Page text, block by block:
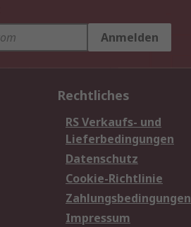
Anmelden
Rechtliches
RS Verkaufs- und
Lieferbedingungen
Datenschutz
Cookie-Richtlinie
Zahlungsbedingungen
Impressum